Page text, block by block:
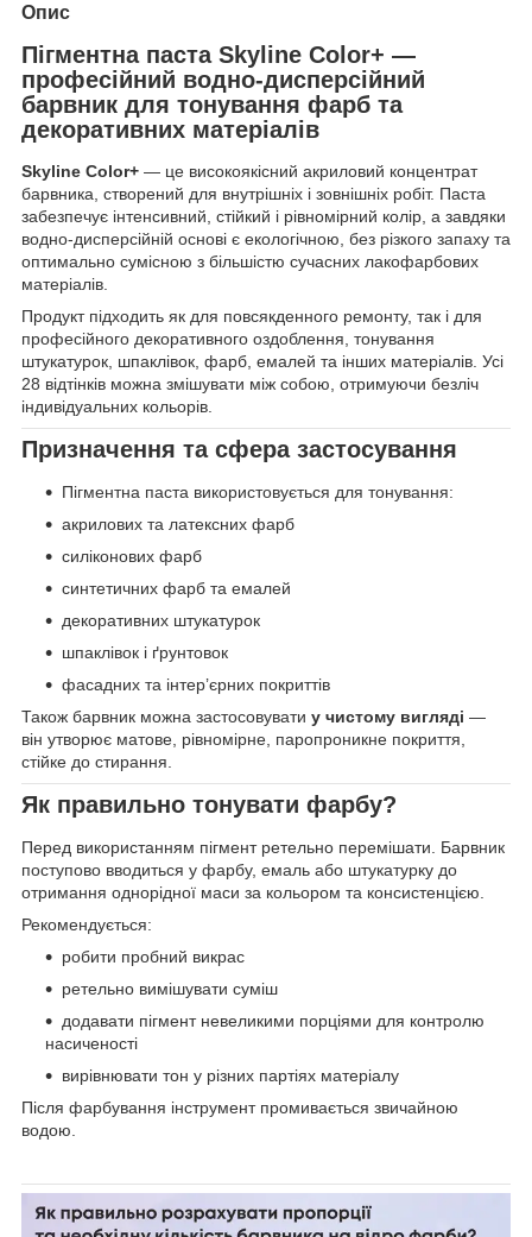
Опис
Пігментна паста Skyline Color+ —
професійний водно-дисперсійний
барвник для тонування фарб та
декоративних матеріалів
Skyline Color+ — це високоякісний акриловий концентрат
барвника, створений для внутрішніх і зовнішніх робіт. Паста
забезпечує інтенсивний, стійкий і рівномірний колір, а завдяки
водно-дисперсійній основі є екологічною, без різкого запаху та
оптимально сумісною з більшістю сучасних лакофарбових
матеріалів.
Продукт підходить як для повсякденного ремонту, так і для
професійного декоративного оздоблення, тонування
штукатурок, шпаклівок, фарб, емалей та інших матеріалів. Усі
28 відтінків можна змішувати між собою, отримуючи безліч
індивідуальних кольорів.
Призначення та сфера застосування
Пігментна паста використовується для тонування:
акрилових та латексних фарб
силіконових фарб
синтетичних фарб та емалей
декоративних штукатурок
шпаклівок і ґрунтовок
фасадних та інтер’єрних покриттів
Також барвник можна застосовувати у чистому вигляді —
він утворює матове, рівномірне, паропроникне покриття,
стійке до стирання.
Як правильно тонувати фарбу?
Перед використанням пігмент ретельно перемішати. Барвник
поступово вводиться у фарбу, емаль або штукатурку до
отримання однорідної маси за кольором та консистенцією.
Рекомендується:
робити пробний викрас
ретельно вимішувати суміш
додавати пігмент невеликими порціями для контролю
насиченості
вирівнювати тон у різних партіях матеріалу
Після фарбування інструмент промивається звичайною
водою.